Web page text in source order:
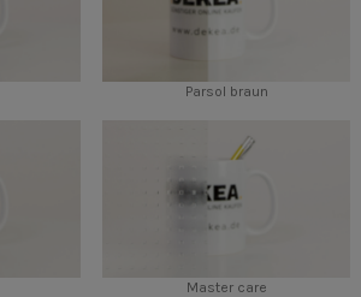
Parsol braun
Master care